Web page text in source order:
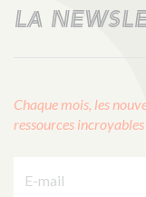
LA
Chaque mois, les
ressources